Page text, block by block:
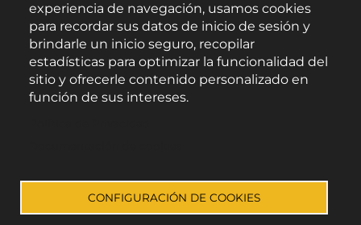
Aviso legal-Política de privacidad-
Accesibilidad
experiencia de navegación, usamos cookies
para recordar sus datos de inicio de sesión y
brindarle un inicio seguro, recopilar
estadísticas para optimizar la funcionalidad del
sitio y ofrecerle contenido personalizado en
función de sus intereses.
CONFIGURACIÓN DE COOKIES